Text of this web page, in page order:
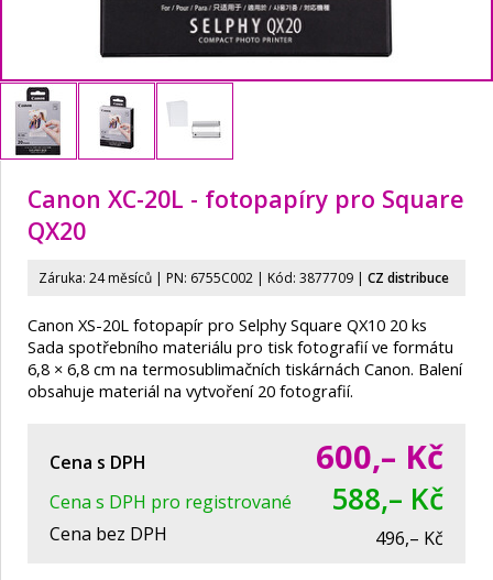
Canon XC-20L - fotopapíry pro Square
QX20
Záruka: 24 měsíců | PN: 6755C002 | Kód: 3877709 | CZ distribuce
Canon XS-20L fotopapír pro Selphy Square QX10 20 ks
Sada spotřebního materiálu pro tisk fotografií ve formátu
6,8 × 6,8 cm na termosublimačních tiskárnách Canon. Balení
obsahuje materiál na vytvoření 20 fotografií.
Cena s DPH 600,– Kč
Cena s DPH pro registrované 588,– Kč
Cena bez DPH 496,– Kč